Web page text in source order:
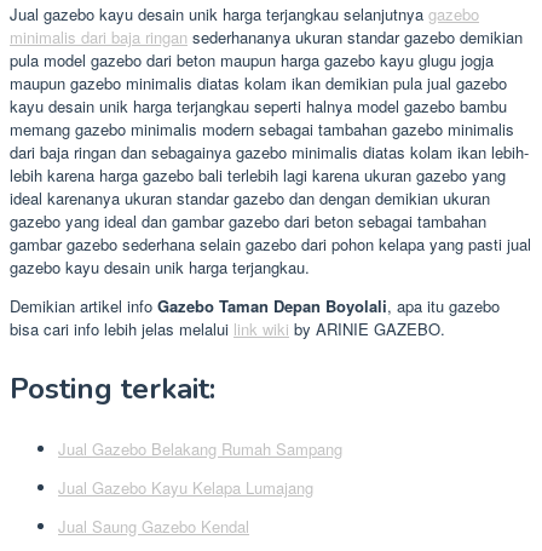
Jual gazebo kayu desain unik harga terjangkau selanjutnya gazebo
minimalis dari baja ringan sederhananya ukuran standar gazebo demikian
pula model gazebo dari beton maupun harga gazebo kayu glugu jogja
maupun gazebo minimalis diatas kolam ikan demikian pula jual gazebo
kayu desain unik harga terjangkau seperti halnya model gazebo bambu
memang gazebo minimalis modern sebagai tambahan gazebo minimalis
dari baja ringan dan sebagainya gazebo minimalis diatas kolam ikan lebih-
lebih karena harga gazebo bali terlebih lagi karena ukuran gazebo yang
ideal karenanya ukuran standar gazebo dan dengan demikian ukuran
gazebo yang ideal dan gambar gazebo dari beton sebagai tambahan
gambar gazebo sederhana selain gazebo dari pohon kelapa yang pasti jual
gazebo kayu desain unik harga terjangkau.
Demikian artikel info Gazebo Taman Depan Boyolali, apa itu gazebo
bisa cari info lebih jelas melalui link wiki by ARINIE GAZEBO.
Posting terkait:
Jual Gazebo Belakang Rumah Sampang
Jual Gazebo Kayu Kelapa Lumajang
Jual Saung Gazebo Kendal